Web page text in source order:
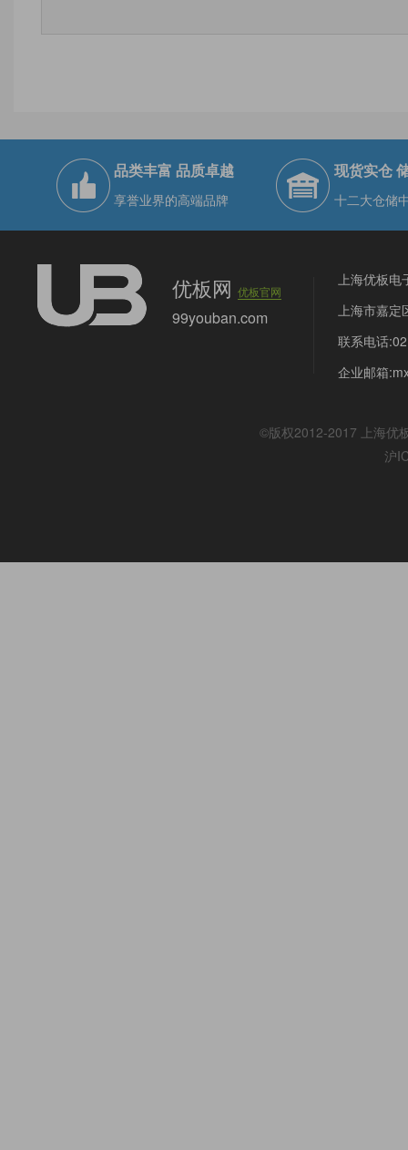
品类丰富 品质卓越
享誉业界的高端品牌
现货实仓
十二大仓储
优板网优板官网
99youban.com
上海优板电
上海市嘉定
联系电话
企业邮箱
©版权2012-2017 上海优
沪